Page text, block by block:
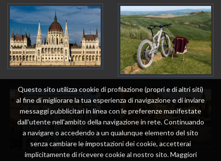
Questo sito utilizza cookie di profilazione (propri e di altri siti)
al fine di migliorare la tua esperienza di navigazione e di inviare
messaggi pubblicitari in linea con le preferenze manifestate
dall'utente nell'ambito della navigazione in rete. Continuando
a navigare o accedendo a un qualunque elemento del sito
senza cambiare le impostazioni dei cookie, accetterai
implicitamente di ricevere cookie al nostro sito. Maggiori